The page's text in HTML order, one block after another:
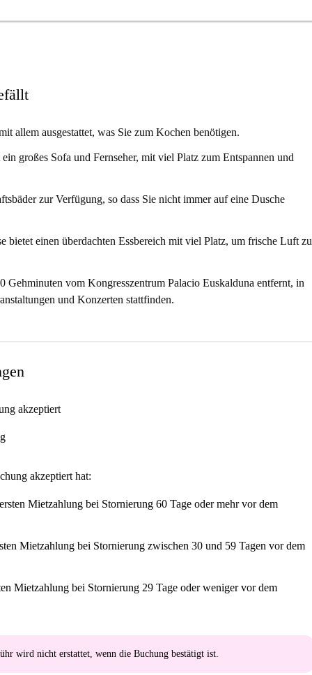
allem ausgestattet, was Sie zum Kochen benötigen.
großes Sofa und Fernseher, mit viel Platz zum Entspannen und
zur Verfügung, so dass Sie nicht immer auf eine Dusche
bietet einen überdachten Essbereich mit viel Platz, um frische Luft zu
Gehminuten vom Kongresszentrum Palacio Euskalduna entfernt, in
und Konzerten stattfinden.
akzeptiert
akzeptiert hat:
Mietzahlung bei Stornierung 60 Tage oder mehr vor dem
Mietzahlung bei Stornierung zwischen 30 und 59 Tagen vor dem
Mietzahlung bei Stornierung 29 Tage oder weniger vor dem
wird nicht erstattet, wenn die Buchung bestätigt ist.